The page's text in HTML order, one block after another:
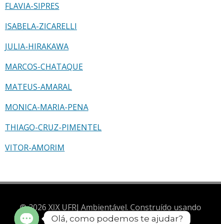
FLAVIA-SIPRES
ISABELA-ZICARELLI
JULIA-HIRAKAWA
MARCOS-CHATAQUE
MATEUS-AMARAL
MONICA-MARIA-PENA
THIAGO-CRUZ-PIMENTEL
VITOR-AMORIM
© 2026 XIX UFRJ Ambientável. Construído usando
WordPress e Brite Theme .
Olá, como podemos te ajudar?